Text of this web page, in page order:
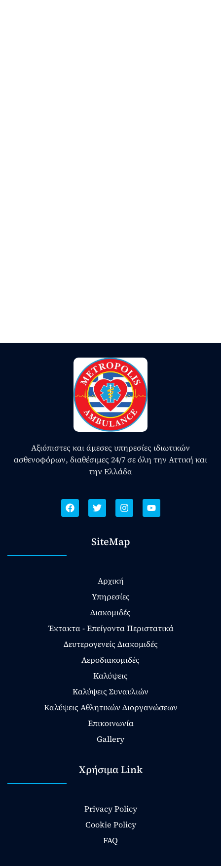
Αξιόπιστες και άμεσες υπηρεσίες ιδιωτικών
ασθενοφόρων, διαθέσιμες 24/7 σε όλη την Αττική και
την Ελλάδα
SiteMap
Αρχική
Υπηρεσίες
Διακομιδές
Έκτακτα - Επείγοντα Περιστατικά
Δευτερογενείς Διακομιδές
Αεροδιακομιδές
Καλύψεις
Καλύψεις Συναυλιών
Καλύψεις Αθλητικών Διοργανώσεων
Επικοινωνία
Gallery
Χρήσιμα Link
Privacy Policy
Cookie Policy
FAQ